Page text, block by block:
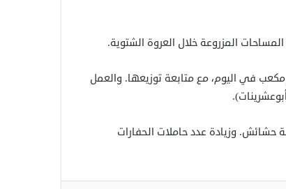
المزروعة خلال العروة الشتوية.
في القنوات والترع إلى 37.5 مليون متر مكعب في اليوم، مع متابعة توزيعها. والعمل
إلى 92، وتوفير مواعين لإزالة حشائش. وزيادة عدد حاملات الحفارات